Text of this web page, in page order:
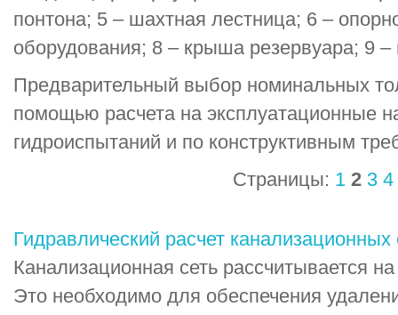
понтона; 5 – шахтная лестница; 6 –
оборудования; 8 – крыша резервуара; 9
Предварительный выбор номинальных
помощью расчета на эксплуатационные
гидроиспытаний и по конструктивным
Страницы: 1 2 3 4
Гидравлический расчет канализационных
Канализационная сеть рассчитывается
Это необходимо для обеспечения